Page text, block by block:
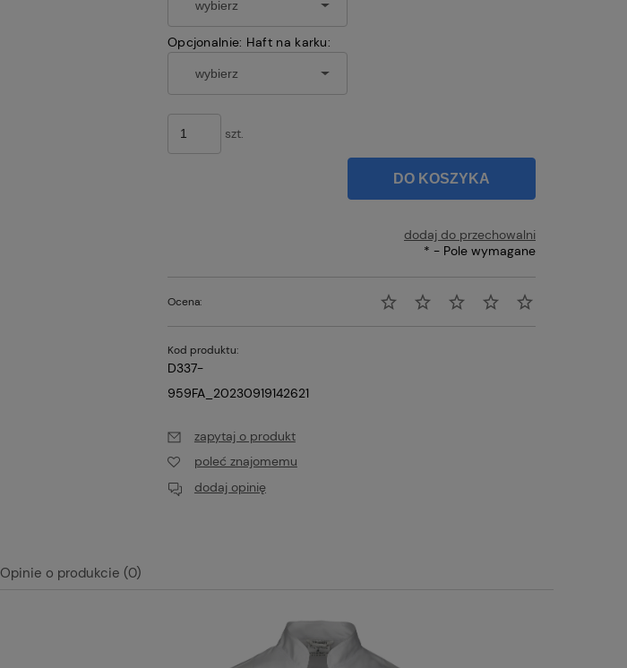
TENCEL Bluza kucharska
204,00 zł
Opcjonalnie: Haft na karku:
szt.
DO KOSZYKA
dodaj do przechowalni
* - Pole wymagane
Ocena:
Kod produktu:
D337-
959FA_20230919142621
zapytaj o produkt
poleć znajomemu
dodaj opinię
Opinie o produkcie (0)